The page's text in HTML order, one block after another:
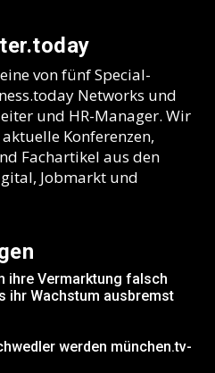
von fünf Special-
Networks und
und HR-Manager. Wir
Konferenzen,
Fachartikel aus den
Jobmarkt und
ihre Vermarktung falsch
ihr Wachstum ausbremst
werden münchen.tv-